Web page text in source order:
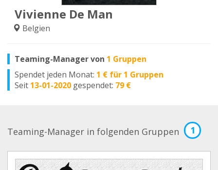
Vivienne De Man
Belgien
Teaming-Manager von 1 Gruppen
Spendet jeden Monat: 1 € für 1 Gruppen
Seit 13-01-2020 gespendet: 79 €
Teaming-Manager in folgenden Gruppen 1